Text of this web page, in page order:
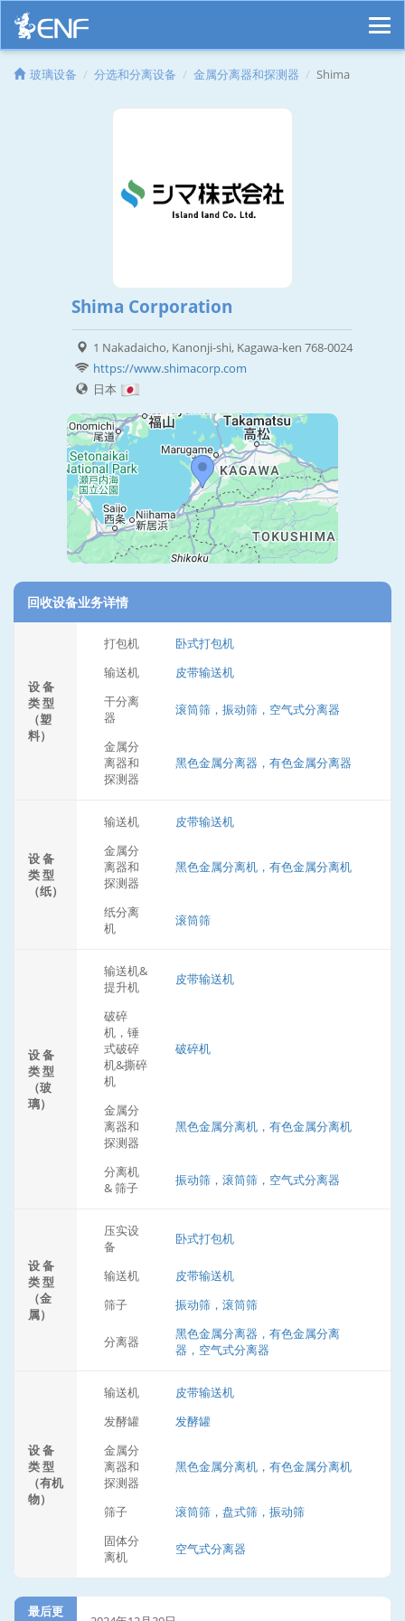
玻璃设备 分选和分离设备 金属分离器和探测器 Shima
Shima Corporation
1 Nakadaicho, Kanonji-shi, Kagawa-ken 768-0024
https://www.shimacorp.com
日本
回收设备业务详情
设 备
类 型
（塑
料）
打包机
卧式打包机
输送机
皮带输送机
干分离
器
滚筒筛，振动筛，空气式分离器
金属分
离器和
探测器
黑色金属分离器，有色金属分离器
设 备
类 型
（纸）
输送机
皮带输送机
金属分
离器和
探测器
黑色金属分离机，有色金属分离机
纸分离
机
滚筒筛
设 备
类 型
（玻
璃）
输送机&
提升机
皮带输送机
破碎
机，锤
式破碎
机&撕碎
机
破碎机
金属分
离器和
探测器
黑色金属分离机，有色金属分离机
分离机
& 筛子
振动筛，滚筒筛，空气式分离器
设 备
类 型
（金
属）
压实设
备
卧式打包机
输送机
皮带输送机
筛子
振动筛，滚筒筛
分离器
黑色金属分离器，有色金属分离
器，空气式分离器
设 备
类 型
（有机
物）
输送机
皮带输送机
发酵罐
发酵罐
金属分
离器和
探测器
黑色金属分离机，有色金属分离机
筛子
滚筒筛，盘式筛，振动筛
固体分
离机
空气式分离器
最后更